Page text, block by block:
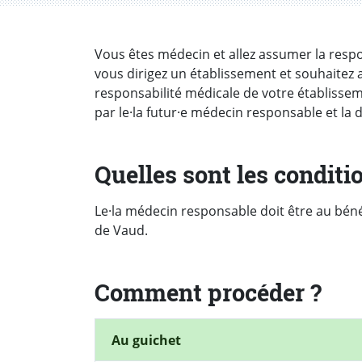
Introduction
Vous êtes médecin et allez assumer la
vous dirigez un établissement et souhaitez
responsabilité médicale de votre
par le·la futur·e médecin responsable et la
Quelles sont les
Le·la médecin responsable doit être au
de Vaud.
Comment procéder ?
Au guichet